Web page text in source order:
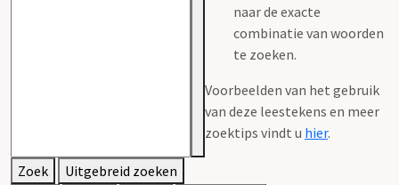
naar de exacte
combinatie van woorden
te zoeken.
Voorbeelden van het gebruik
van deze leestekens en meer
zoektips vindt u hier.
Zoek
Uitgebreid zoeken